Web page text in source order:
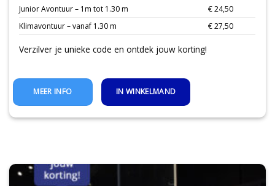
Junior Avontuur – 1m tot 1.30 m
€ 24,50
Klimavontuur – vanaf 1.30 m
€ 27,50
Verzilver je unieke code en ontdek jouw korting!
IN WINKELMAND
MEER INFO